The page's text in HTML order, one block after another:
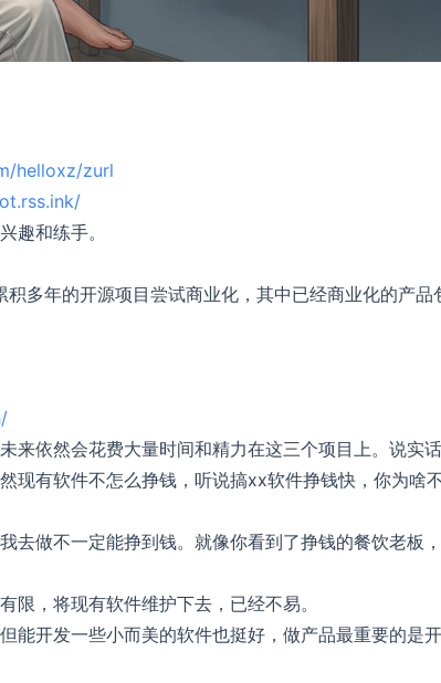
helloxz/zurl
趣和练手。
多年的开源项目尝试商业化，其中已经商业化的产品
来依然会花费大量时间和精力在这三个项目上。说实
现有软件不怎么挣钱，听说搞xx软件挣钱快，你为啥
去做不一定能挣到钱。就像你看到了挣钱的餐饮老板
限，将现有软件维护下去，已经不易。
能开发一些小而美的软件也挺好，做产品最重要的是开